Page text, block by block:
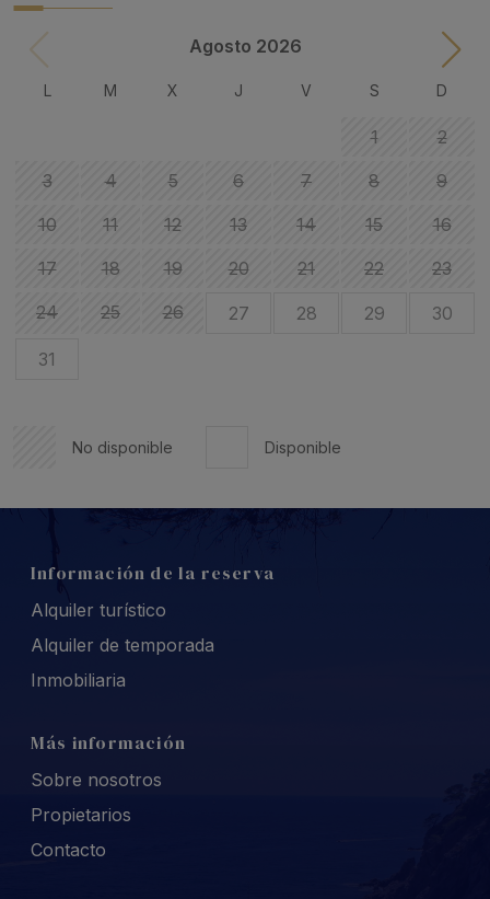
Agosto 2026
L M X J V S D
1
2
3
4 5 6 7 8
9
10
11 12 13 14 15
16
17
18 19 20 21 22
23
24
25 26 27 28 29 30
31
No disponible Disponible
Información de la reserva
Alquiler turístico
Alquiler de temporada
Inmobiliaria
Más información
Sobre nosotros
Propietarios
Contacto